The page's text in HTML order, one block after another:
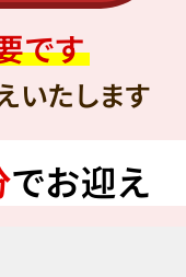
です
いたします
でお迎え